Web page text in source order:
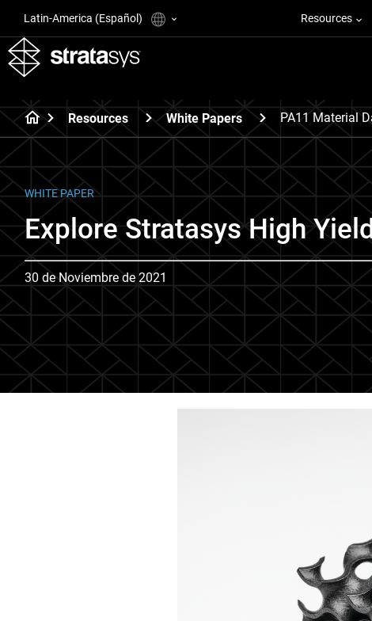
Latin-America (Español) Resources
Resources White Papers PA11 Material
WHITE PAPER
Explore Stratasys High
30 de Noviembre de 2021